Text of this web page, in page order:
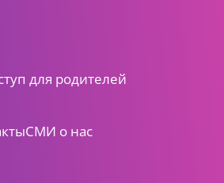
для родителей
СМИ о нас